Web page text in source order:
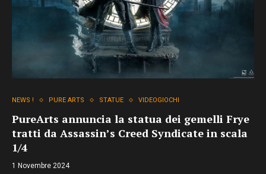
NEWS ! PURE ARTS STATUE VIDEOGIOCHI
PureArts annuncia la statua dei gemelli Frye
tratti da Assassin’s Creed Syndicate in scala
1/4
1 Novembre 2024